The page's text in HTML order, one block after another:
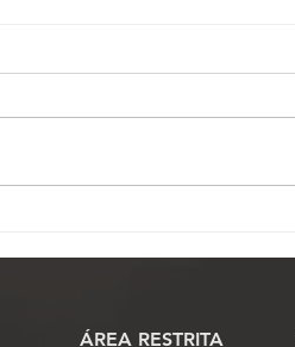
concreto em Oficial de
interior de SP
​ÁREA RESTRITA